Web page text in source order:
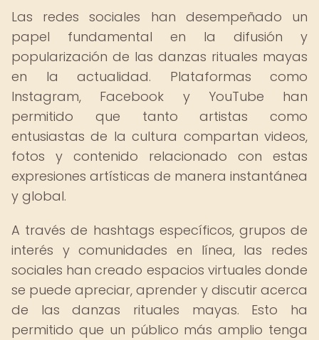
Las redes sociales han desempeñado un
papel fundamental en la difusión y
popularización de las danzas rituales mayas
en la actualidad. Plataformas como
Instagram, Facebook y YouTube han
permitido que tanto artistas como
entusiastas de la cultura compartan videos,
fotos y contenido relacionado con estas
expresiones artísticas de manera instantánea
y global.
A través de hashtags específicos, grupos de
interés y comunidades en línea, las redes
sociales han creado espacios virtuales donde
se puede apreciar, aprender y discutir acerca
de las danzas rituales mayas. Esto ha
permitido que un público más amplio tenga